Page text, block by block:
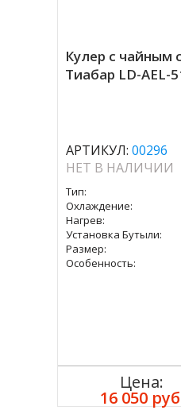
Кулер с чайным
Тиабар LD-AEL-
АРТИКУЛ: 00296
НЕТ В НАЛИЧИИ
Тип:
Охлаждение:
Нагрев:
Установка Бутыли:
Размер:
Особенность:
Цена:
16 050